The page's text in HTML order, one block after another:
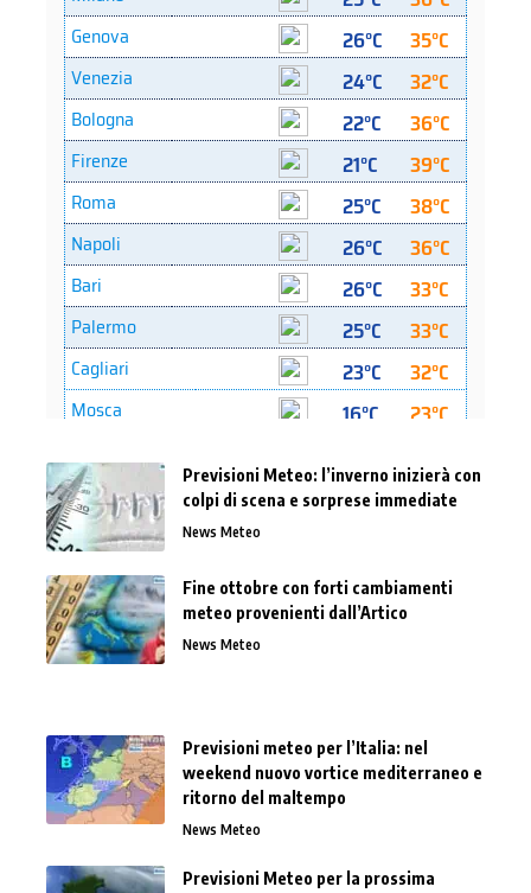
Previsioni Meteo: l’inverno inizierà con
colpi di scena e sorprese immediate
News Meteo
Fine ottobre con forti cambiamenti
meteo provenienti dall’Artico
News Meteo
Previsioni meteo per l’Italia: nel
weekend nuovo vortice mediterraneo e
ritorno del maltempo
News Meteo
Previsioni Meteo per la prossima